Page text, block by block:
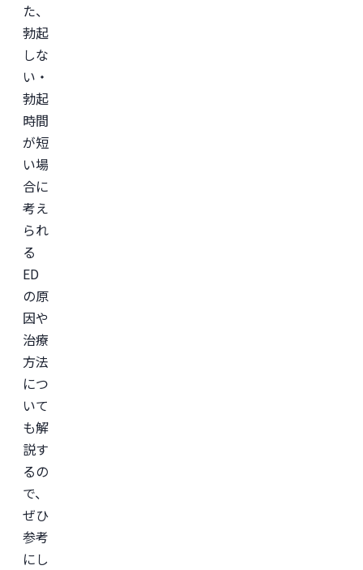
た、
勃起
しな
い・
勃起
時間
が短
い場
合に
考え
られ
る
ED
の原
因や
治療
方法
につ
いて
も解
説す
るの
で、
ぜひ
参考
にし